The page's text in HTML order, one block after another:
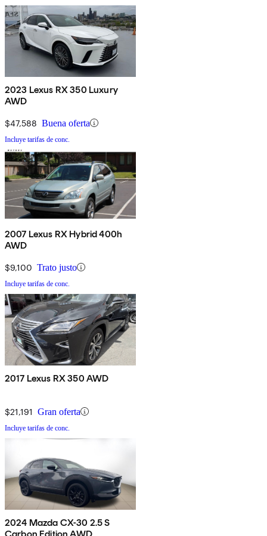
2023 Lexus RX 350 Luxury
AWD
$47,588 Buena oferta
Incluye tarifas de conc.
2007 Lexus RX Hybrid 400h
AWD
$9,100 Trato justo
Incluye tarifas de conc.
2017 Lexus RX 350 AWD
$21,191 Gran oferta
Incluye tarifas de conc.
2024 Mazda CX-30 2.5 S